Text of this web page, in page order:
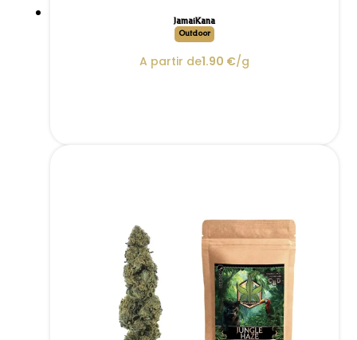
JamaïKana
Outdoor
A partir de1.90 €/g